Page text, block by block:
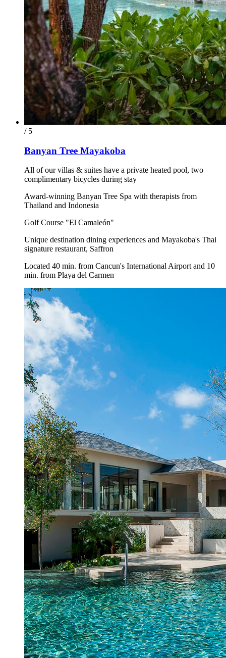
/ 5
Banyan Tree Mayakoba
All of our villas & suites have a private heated pool, two
complimentary bicycles during stay
Award-winning Banyan Tree Spa with therapists from
Thailand and Indonesia
Golf Course "El Camaleón"
Unique destination dining experiences and Mayakoba's Thai
signature restaurant, Saffron
Located 40 min. from Cancun's International Airport and 10
min. from Playa del Carmen